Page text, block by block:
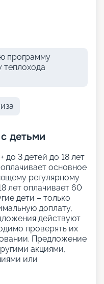
программу
теплохода
детьми
до 3 детей до 18 лет
основное
регулярному
лет оплачивает 60
дети – только
доплату,
действуют
проверять их
Предложение
акциями,
или